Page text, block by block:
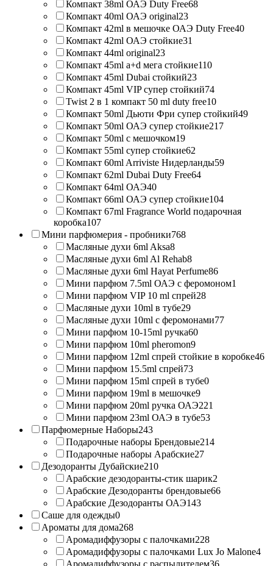
Компакт 38ml ОАЭ Duty Free68
Компакт 40ml ОАЭ original23
Компакт 42ml в мешочке ОАЭ Duty Free40
Компакт 42ml ОАЭ стойкие31
Компакт 44ml original23
Компакт 45ml a+d мега стойкие110
Компакт 45ml Dubai стойкий23
Компакт 45ml VIP супер стойкий74
Twist 2 в 1 компакт 50 ml duty free10
Компакт 50ml Дьюти Фри супер стойкий49
Компакт 50ml ОАЭ супер стойкие217
Компакт 50ml с мешочком19
Компакт 55ml супер стойкие62
Компакт 60ml Arriviste Нидерланды59
Компакт 62ml Dubai Duty Free64
Компакт 64ml ОАЭ40
Компакт 66ml ОАЭ супер стойкие104
Компакт 67ml Fragrance World подарочная
коробка107
Мини парфюмерия - пробники768
Масляные духи 6ml Aksa8
Масляные духи 6ml Al Rehab8
Масляные духи 6ml Hayat Perfume86
Мини парфюм 7.5ml ОАЭ с феромоном1
Мини парфюм VIP 10 ml спрей28
Масляные духи 10ml в тубе29
Масляные духи 10ml с феромонами77
Мини парфюм 10-15ml ручка60
Мини парфюм 10ml pheromon9
Мини парфюм 12ml спрей стойкие в коробке46
Мини парфюм 15.5ml спрей73
Мини парфюм 15ml спрей в тубе0
Мини парфюм 19ml в мешочке9
Мини парфюм 20ml ручка ОАЭ221
Мини парфюм 23ml ОАЭ в тубе53
Парфюмерные Наборы243
Подарочные наборы Брендовые214
Подарочные наборы Арабские27
Дезодоранты Дубайские210
Арабские дезодоранты-стик шарик2
Арабские Дезодоранты брендовые66
Арабские Дезодоранты ОАЭ143
Саше для одежды0
Ароматы для дома268
Аромадиффузоры с палочками228
Аромадиффузоры с палочками Lux Jo Malone4
Аромадиффузоры с распылителем36